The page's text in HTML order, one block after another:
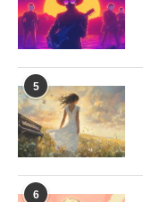
5
6